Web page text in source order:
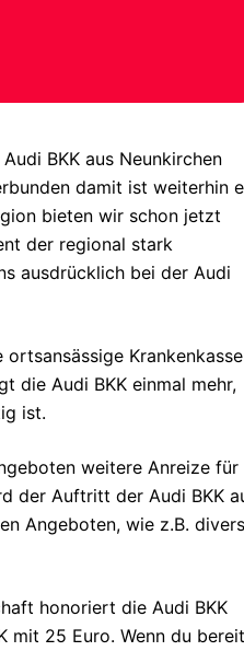
BKK aus Neunkirchen
damit ist weiterhin
bieten wir schon jetzt
der regional stark
ausdrücklich bei der Audi
Krankenkasse
die Audi BKK einmal mehr,
ist.
weitere Anreize für
der Auftritt der Audi BKK
Angeboten, wie z.B.
honoriert die Audi BKK
mit 25 Euro. Wenn du